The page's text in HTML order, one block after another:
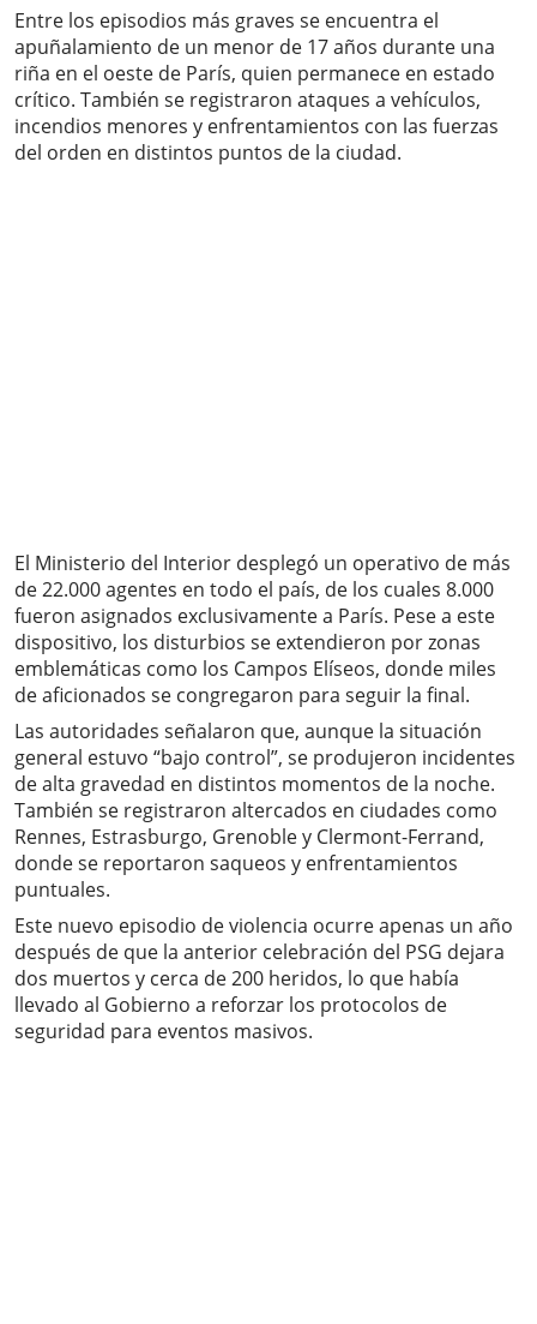
Entre los episodios más graves se encuentra el
apuñalamiento de un menor de 17 años durante una
riña en el oeste de París, quien permanece en estado
crítico. También se registraron ataques a vehículos,
incendios menores y enfrentamientos con las fuerzas
del orden en distintos puntos de la ciudad.
El Ministerio del Interior desplegó un operativo de más
de 22.000 agentes en todo el país, de los cuales 8.000
fueron asignados exclusivamente a París. Pese a este
dispositivo, los disturbios se extendieron por zonas
emblemáticas como los Campos Elíseos, donde miles
de aficionados se congregaron para seguir la final.
Las autoridades señalaron que, aunque la situación
general estuvo “bajo control”, se produjeron incidentes
de alta gravedad en distintos momentos de la noche.
También se registraron altercados en ciudades como
Rennes, Estrasburgo, Grenoble y Clermont-Ferrand,
donde se reportaron saqueos y enfrentamientos
puntuales.
Este nuevo episodio de violencia ocurre apenas un año
después de que la anterior celebración del PSG dejara
dos muertos y cerca de 200 heridos, lo que había
llevado al Gobierno a reforzar los protocolos de
seguridad para eventos masivos.